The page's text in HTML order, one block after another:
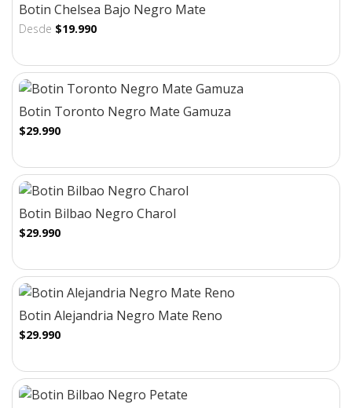
Botin Chelsea Bajo Negro Mate
Desde $19.990
Botin Toronto Negro Mate Gamuza
$29.990
Botin Bilbao Negro Charol
$29.990
Botin Alejandria Negro Mate Reno
$29.990